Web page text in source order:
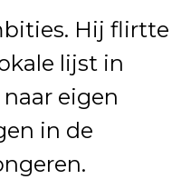
Hij flirtte
lijst in
eigen
in de